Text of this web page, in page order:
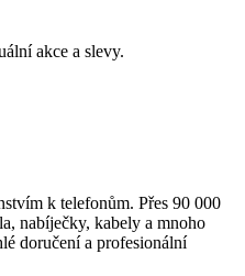
akce a slevy.
k telefonům. Přes 90 000
nabíječky, kabely a mnoho
doručení a profesionální